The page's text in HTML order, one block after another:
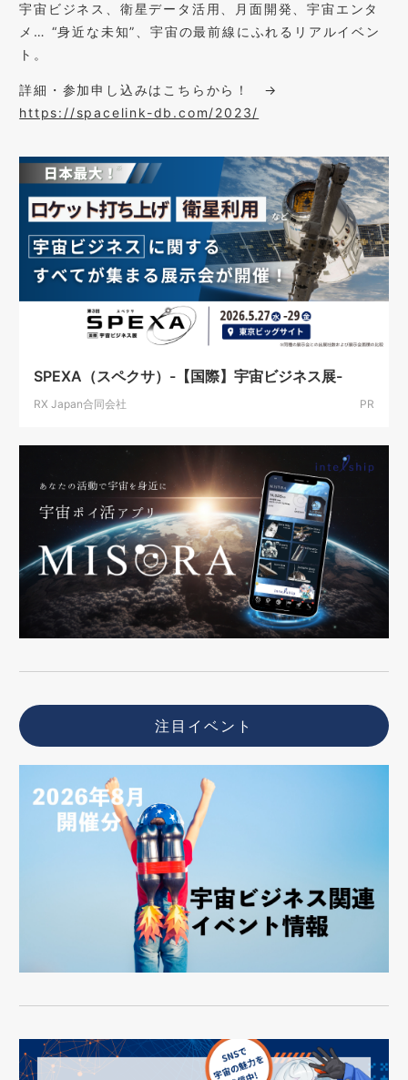
宇宙ビジネス、衛星データ活用、月面開発、宇宙エンタ
メ… “身近な未知”、宇宙の最前線にふれるリアルイベン
ト。
詳細・参加申し込みはこちらから！ →
https://spacelink-db.com/2023/
SPEXA（スペクサ）-【国際】宇宙ビジネス展-
RX Japan合同会社 PR
注目イベント